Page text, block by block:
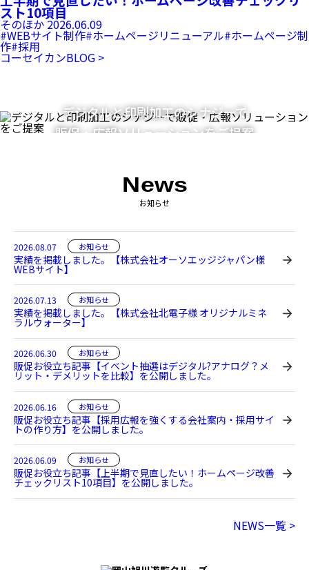
スト10項目
そのほか2026.06.09
#WEBサイト制作#ホームページリニューアル#ホームページ制
作#採用
コーセイカンBLOG >
デジタルと印刷加工のシナジーで
販促・広報ソリューションをご提案
News
お知らせ
2026.08.07 お知らせ
実績を掲載しました。【株式会社オーソエッジジャパン様
WEBサイト】
2026.07.13 お知らせ
実績を掲載しました。【株式会社北電子様 オリジナルミネ
ラルウォーター】
2026.06.30 お知らせ
販促お役立ち記事【イベント抽選はデジタル?アナログ？メ
リット・デメリットを比較】を公開しました。
2026.06.16 お知らせ
販促お役立ち記事【採用広報を強くする会社案内・採用サイ
トの作り方】を公開しました。
2026.06.09 お知らせ
販促お役立ち記事【上半期で見直したい！ホームページ改善
チェックリスト10項目】を公開しました。
NEWS一覧 >